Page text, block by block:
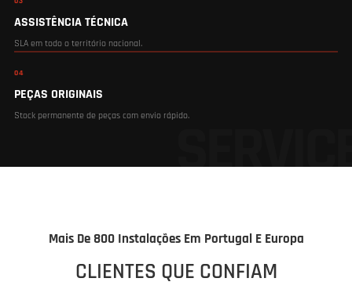
ASSISTÊNCIA TÉCNICA
SLA em todo o território nacional.
04
PEÇAS ORIGINAIS
Stock permanente de peças com envio rápido.
Mais De 800 Instalações Em Portugal E Europa
CLIENTES QUE CONFIAM